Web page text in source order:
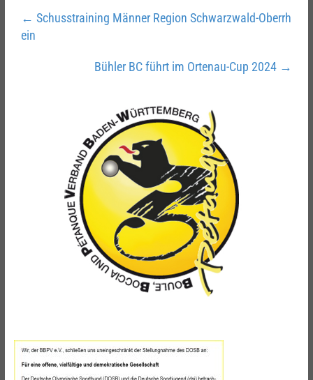
← Schusstraining Männer Region Schwarzwald-Oberrh
ein
Bühler BC führt im Ortenau-Cup 2024 →